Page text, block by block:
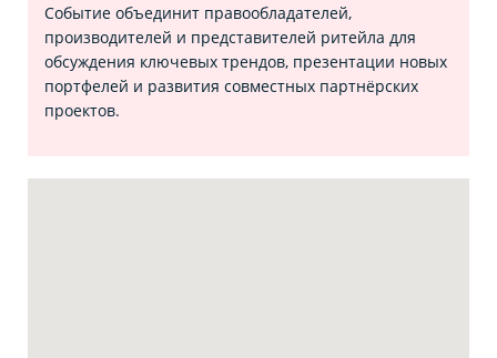
Событие объединит правообладателей,
производителей и представителей ритейла для
обсуждения ключевых трендов, презентации новых
портфелей и развития совместных партнёрских
проектов.